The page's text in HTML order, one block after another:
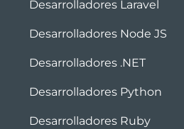
Desarrolladores Laravel
Desarrolladores Node JS
Desarrolladores .NET
Desarrolladores Python
Desarrolladores Ruby